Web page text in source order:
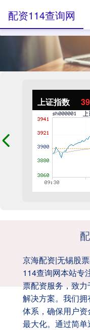
上证指数
京海配资|无锡股
114查询网本站专
票配资服务，致
解决方案。我们
体系，确保用户
最大化。通过简
配资114查询网